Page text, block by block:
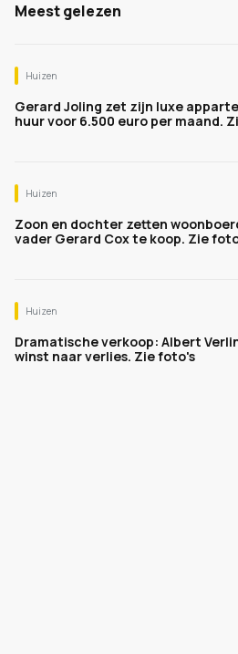
Meest gelezen
Huizen
Gerard Joling zet zijn luxe
huur voor 6.500 euro per maand.
Huizen
Zoon en dochter zetten
vader Gerard Cox te koop. Zie
Huizen
Dramatische verkoop: Albert
winst naar verlies. Zie foto's